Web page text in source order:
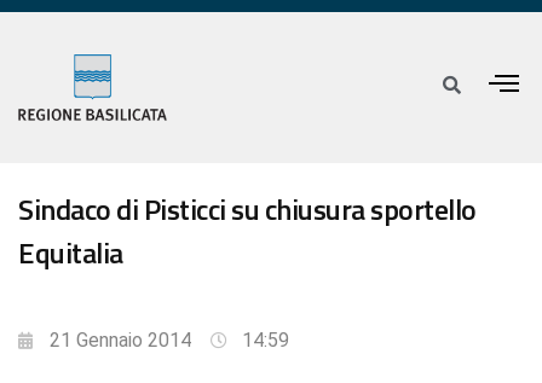
Sindaco di Pisticci su chiusura sportello
Equitalia
21 Gennaio 2014 14:59